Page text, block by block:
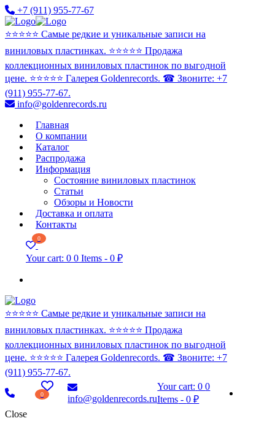
+7 (911) 955-77-67
⭐️⭐️⭐️⭐️⭐️ Самые редкие и уникальные записи на
виниловых пластинках. ⭐️⭐️⭐️⭐️⭐️ Продажа
коллекционных виниловых пластинок по выгодной
цене. ⭐️⭐️⭐️⭐️⭐️ Галерея Goldenrecords. ☎ Звоните: +7
(911) 955-77-67.
info@goldenrecords.ru
Главная
О компании
Каталог
Распродажа
Информация
Состояние виниловых пластинок
Статьи
Обзоры и Новости
Доставка и оплата
Контакты
0
Your cart: 0 0 Items - 0 ₽
⭐️⭐️⭐️⭐️⭐️ Самые редкие и уникальные записи на
виниловых пластинках. ⭐️⭐️⭐️⭐️⭐️ Продажа
коллекционных виниловых пластинок по выгодной
цене. ⭐️⭐️⭐️⭐️⭐️ Галерея Goldenrecords. ☎ Звоните: +7
(911) 955-77-67.
0 info@goldenrecords.ru
Your cart: 00
Items -0 ₽
Close